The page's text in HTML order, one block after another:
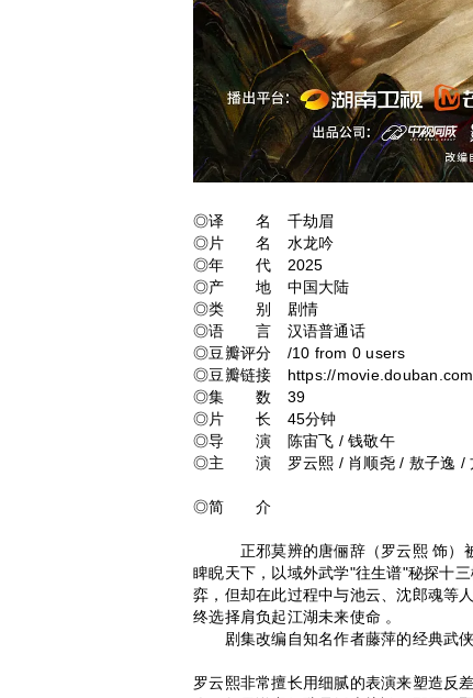
◎译 名 千劫眉
◎片 名 水龙吟
◎年 代 2025
◎产 地 中国大陆
◎类 别 剧情
◎语 言 汉语普通话
◎豆瓣评分 /10 from 0 users
◎豆瓣链接 https://
◎集 数 39
◎片 长 45分钟
◎导 演 陈宙飞 / 钱敬午
◎主 演 罗云熙 / 肖顺尧 / 敖子逸 / 方
◎简 介
正邪莫辨的唐俪辞（罗云熙 饰）被
睥睨天下，以域外武学"往生谱"秘探十
弈，但却在此过程中与池云、沈郎魂等
终选择肩负起江湖未来使命 。
剧集改编自知名作者藤萍的经典武侠
罗云熙非常擅长用细腻的表演来塑造反